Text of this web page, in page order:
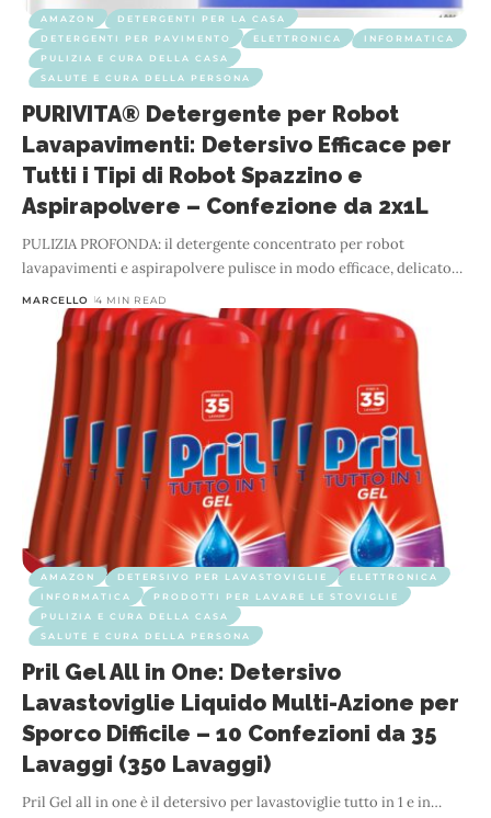
AMAZON
DETERGENTI PER LA CASA
DETERGENTI PER PAVIMENTO
ELETTRONICA
INFORMATICA
PULIZIA E CURA DELLA CASA
SALUTE E CURA DELLA PERSONA
PURIVITA® Detergente per Robot
Lavapavimenti: Detersivo Efficace per
Tutti i Tipi di Robot Spazzino e
Aspirapolvere – Confezione da 2x1L
PULIZIA PROFONDA: il detergente concentrato per robot
lavapavimenti e aspirapolvere pulisce in modo efficace, delicato…
MARCELLO 4 MIN READ
AMAZON DETERSIVO PER LAVASTOVIGLIE
ELETTRONICA
INFORMATICA
PRODOTTI PER LAVARE LE STOVIGLIE
PULIZIA E CURA DELLA CASA
SALUTE E CURA DELLA PERSONA
Pril Gel All in One: Detersivo
Lavastoviglie Liquido Multi-Azione per
Sporco Difficile – 10 Confezioni da 35
Lavaggi (350 Lavaggi)
Pril Gel all in one è il detersivo per lavastoviglie tutto in 1 e in…